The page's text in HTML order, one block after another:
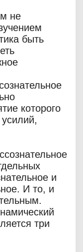
не
быть
которого
и
И то, и
три